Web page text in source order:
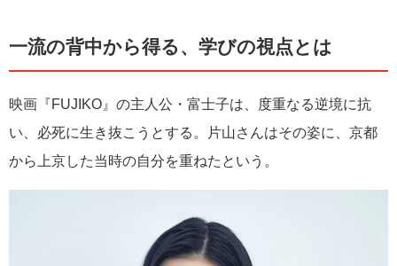
一流の背中から得る、学びの視点とは
映画『FUJIKO』の主人公・富士子は、度重なる逆境に抗
い、必死に生き抜こうとする。片山さんはその姿に、京都
から上京した当時の自分を重ねたという。